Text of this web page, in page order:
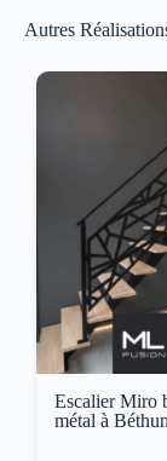
Autres
Escalier Miro
métal à